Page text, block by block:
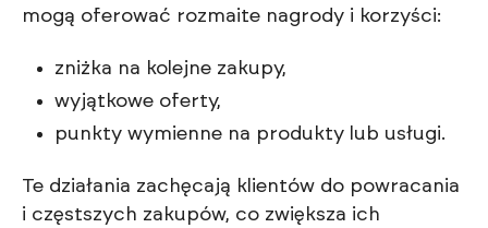
mogą oferować rozmaite nagrody i korzyści:
zniżka na kolejne zakupy,
wyjątkowe oferty,
punkty wymienne na produkty lub usługi.
Te działania zachęcają klientów do powracania
i częstszych zakupów, co zwiększa ich